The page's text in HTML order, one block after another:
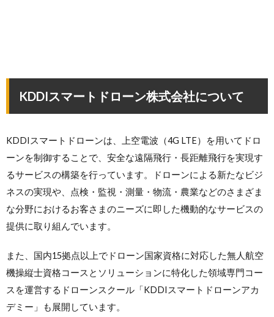
KDDIスマートドローン株式会社について
KDDIスマートドローンは、上空電波（4G LTE）を用いてドロ
ーンを制御することで、安全な遠隔飛行・長距離飛行を実現す
るサービスの構築を行っています。ドローンによる新たなビジ
ネスの実現や、点検・監視・測量・物流・農業などのさまざま
な分野におけるお客さまのニーズに即した機動的なサービスの
提供に取り組んでいます。
また、国内15拠点以上でドローン国家資格に対応した無人航空
機操縦士資格コースとソリューションに特化した領域専門コー
スを運営するドローンスクール「KDDIスマートドローンアカ
デミー」も展開しています。